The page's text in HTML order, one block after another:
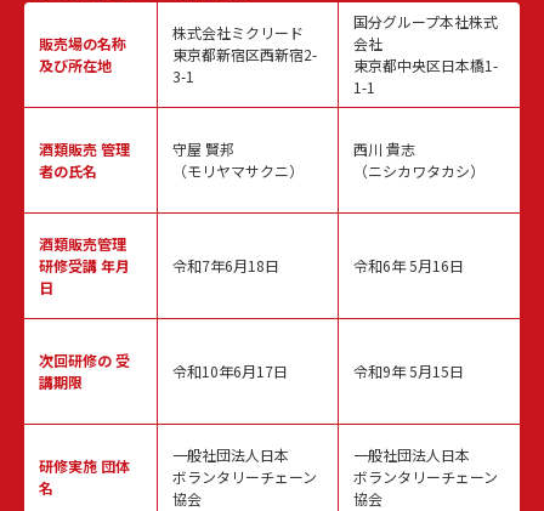
販売場の名称
及び所在地
酒類販売管理
者の氏名
酒類販売管理
研修受講 年月
日
次回研修の受
講期限
研修実施 団体
名
株式会社ミクリード
東京都新宿区西新宿2-
3-1
守屋 賢邦
（モリヤマサクニ）
令和7年6月18日
令和10年6月17日
一般社団法人日本
ボランタリーチェーン
協会
国分グループ本社株式
会社
東京都中央区日本橋1-
1-1
西川 貴志
（ニシカワタカシ）
令和6年 5月16日
令和9年 5月15日
一般社団法人日本
ボランタリーチェーン
協会